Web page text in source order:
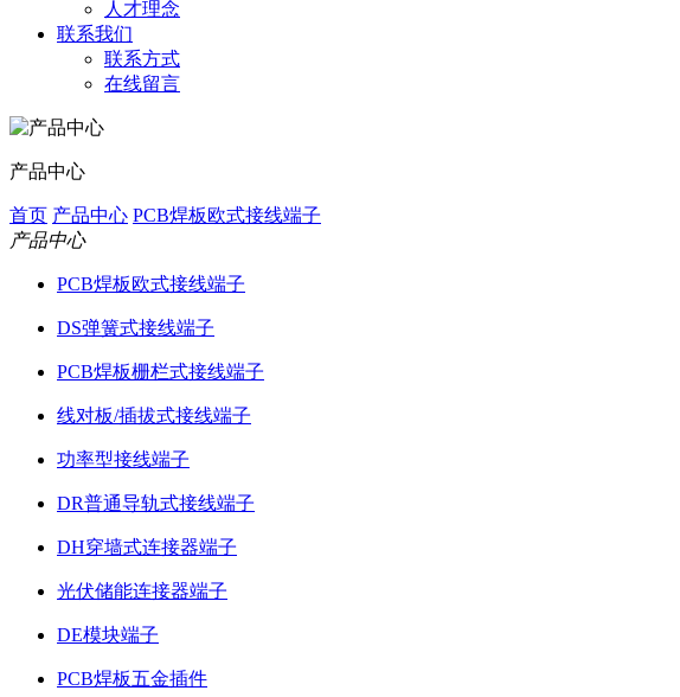
人才理念
联系我们
联系方式
在线留言
产品中心
首页 产品中心 PCB焊板欧式接线端子
产品中心
PCB焊板欧式接线端子
DS弹簧式接线端子
PCB焊板栅栏式接线端子
线对板/插拔式接线端子
功率型接线端子
DR普通导轨式接线端子
DH穿墙式连接器端子
光伏储能连接器端子
DE模块端子
PCB焊板五金插件